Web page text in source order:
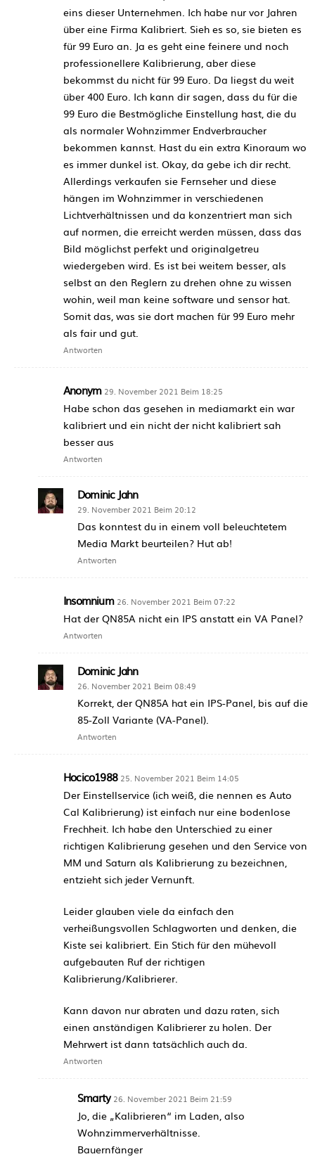
eins dieser Unternehmen. Ich habe nur vor Jahren
über eine Firma Kalibriert. Sieh es so, sie bieten es
für 99 Euro an. Ja es geht eine feinere und noch
professionellere Kalibrierung, aber diese
bekommst du nicht für 99 Euro. Da liegst du weit
über 400 Euro. Ich kann dir sagen, dass du für die
99 Euro die Bestmögliche Einstellung hast, die du
als normaler Wohnzimmer Endverbraucher
bekommen kannst. Hast du ein extra Kinoraum wo
es immer dunkel ist. Okay, da gebe ich dir recht.
Allerdings verkaufen sie Fernseher und diese
hängen im Wohnzimmer in verschiedenen
Lichtverhältnissen und da konzentriert man sich
auf normen, die erreicht werden müssen, dass das
Bild möglichst perfekt und originalgetreu
wiedergeben wird. Es ist bei weitem besser, als
selbst an den Reglern zu drehen ohne zu wissen
wohin, weil man keine software und sensor hat.
Somit das, was sie dort machen für 99 Euro mehr
als fair und gut.
Antworten
Anonym 29. November 2021 Beim 18:25
Habe schon das gesehen in mediamarkt ein war
kalibriert und ein nicht der nicht kalibriert sah
besser aus
Antworten
Dominic Jahn
29. November 2021 Beim 20:12
Das konntest du in einem voll beleuchtetem
Media Markt beurteilen? Hut ab!
Antworten
Insomnium 26. November 2021 Beim 07:22
Hat der QN85A nicht ein IPS anstatt ein VA Panel?
Antworten
Dominic Jahn
26. November 2021 Beim 08:49
Korrekt, der QN85A hat ein IPS-Panel, bis auf die
85-Zoll Variante (VA-Panel).
Antworten
Hocico1988 25. November 2021 Beim 14:05
Der Einstellservice (ich weiß, die nennen es Auto
Cal Kalibrierung) ist einfach nur eine bodenlose
Frechheit. Ich habe den Unterschied zu einer
richtigen Kalibrierung gesehen und den Service von
MM und Saturn als Kalibrierung zu bezeichnen,
entzieht sich jeder Vernunft.
Leider glauben viele da einfach den
verheißungsvollen Schlagworten und denken, die
Kiste sei kalibriert. Ein Stich für den mühevoll
aufgebauten Ruf der richtigen
Kalibrierung/Kalibrierer.
Kann davon nur abraten und dazu raten, sich
einen anständigen Kalibrierer zu holen. Der
Mehrwert ist dann tatsächlich auch da.
Antworten
Smarty 26. November 2021 Beim 21:59
Jo, die „Kalibrieren“ im Laden, also
Wohnzimmerverhältnisse.
Bauernfänger